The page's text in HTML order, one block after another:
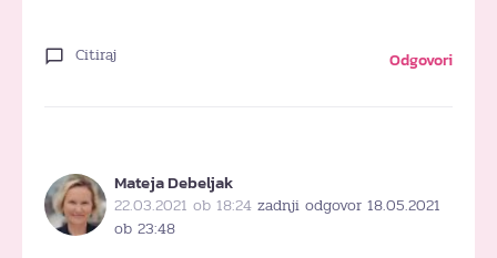
Citiraj Odgovori
Mateja Debeljak
22.03.2021 ob 18:24 zadnji odgovor 18.05.2021
ob 23:48